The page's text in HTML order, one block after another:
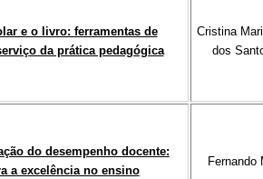
e o livro: ferramentas de
da prática pedagógica
Cristina
dos
do desempenho docente:
a excelência no ensino
Fernando